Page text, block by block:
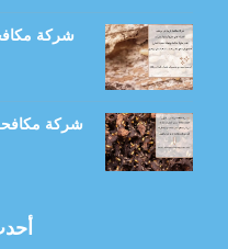
شركة مكافحة
شركة مكافحة